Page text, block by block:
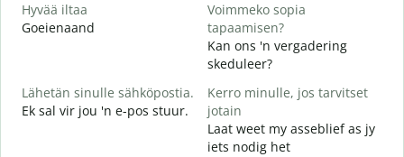
Hyvää iltaa
Goeienaand
Voimmeko sopia
tapaamisen?
Kan ons 'n vergadering
skeduleer?
Lähetän sinulle sähköpostia.
Ek sal vir jou 'n e-pos stuur.
Kerro minulle, jos tarvitset
jotain
Laat weet my asseblief as jy
iets nodig het